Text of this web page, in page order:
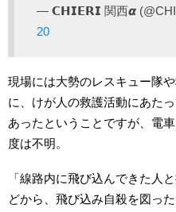
— 𝗖𝗛𝗜𝗘𝗥𝗜 関西𝞪
20
現場には大勢のレスキュー隊
に、けが人の救護活動にあた
あったということですが、電
度は不明。
「線路内に飛び込んできた人
どから、飛び込み自殺を図っ